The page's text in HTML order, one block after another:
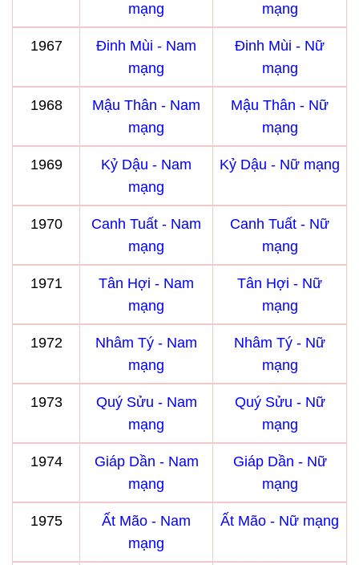
mạng
mạng
1967
Đinh Mùi - Nam
mạng
Đinh Mùi - Nữ
mạng
1968
Mậu Thân - Nam
mạng
Mậu Thân - Nữ
mạng
1969
Kỷ Dậu - Nam
mạng
Kỷ Dậu - Nữ mạng
1970
Canh Tuất - Nam
mạng
Canh Tuất - Nữ
mạng
1971
Tân Hợi - Nam
mạng
Tân Hợi - Nữ
mạng
1972
Nhâm Tý - Nam
mạng
Nhâm Tý - Nữ
mạng
1973
Quý Sửu - Nam
mạng
Quý Sửu - Nữ
mạng
1974
Giáp Dần - Nam
mạng
Giáp Dần - Nữ
mạng
1975
Ất Mão - Nam
mạng
Ất Mão - Nữ mạng